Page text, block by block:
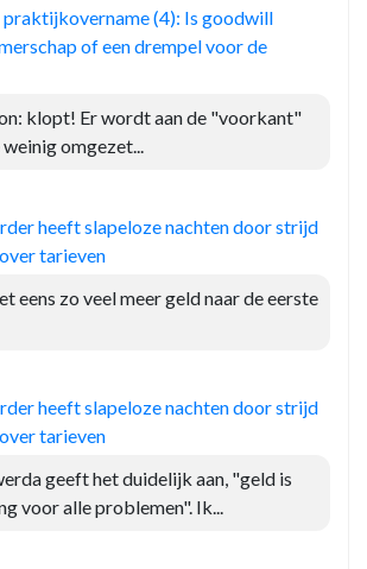
(4): Is goodwill
of een drempel voor de
klopt! Er wordt aan de "voorkant"
omgezet...
heeft slapeloze nachten door strijd
tarieven
eens zo veel meer geld naar de eerste
heeft slapeloze nachten door strijd
tarieven
geeft het duidelijk aan, "geld is
voor alle problemen". Ik...